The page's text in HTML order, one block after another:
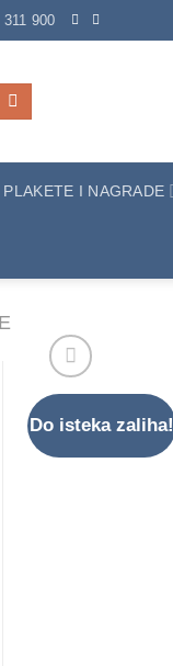
900
PLAKETE I NAGRADE
Do isteka zaliha!